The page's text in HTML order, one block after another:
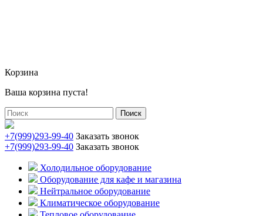
Корзина
Ваша корзина пуста!
Поиск
+7(999)293-99-40 Заказать звонок
+7(999)293-99-40 Заказать звонок
Холодильное оборудование
Оборудование для кафе и магазина
Нейтральное оборудование
Климатическое оборудование